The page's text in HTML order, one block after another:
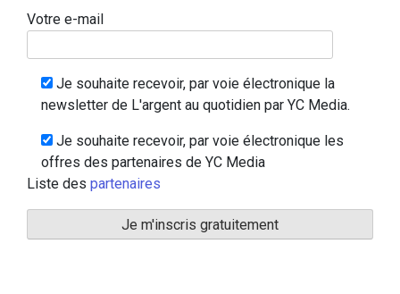
Votre e-mail
Je souhaite recevoir, par voie électronique la
newsletter de L'argent au quotidien par YC Media.
Je souhaite recevoir, par voie électronique les
offres des partenaires de YC Media
Liste des partenaires